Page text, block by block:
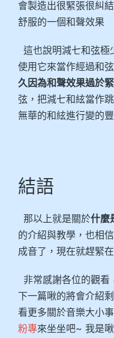
會製造出很緊張很糾
舒服的一個和聲效果
這也說明減七和弦極
使用它來當作經過和
久因為和聲效果過於
弦，把減七和絃當作
無華的和絃進行變的
結語
那以上就是關於什麼
的介紹與教學，也相
成音了，現在就趕緊
非常感謝各位的觀看
下一篇啾的將會介紹
看更多關於音樂大小
粉專來坐坐吧~ 我是